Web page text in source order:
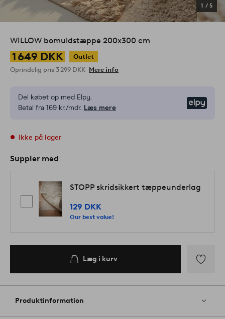
1 / 5
WILLOW bomuldstæppe 200x300 cm
1 649 DKK
Outlet
Oprindelig pris 3 299 DKK Mere info
Del købet op med Elpy.
Betal fra 169 kr./mdr. Læs mere
Ikke på lager
Suppler med
STOPP skridsikkert tæppeunderlag
129 DKK
Our best value!
Læg i kurv
til
Produktinformation